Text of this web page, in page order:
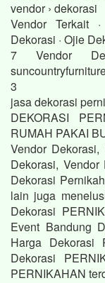
vendor › dekorasi
Vendor Terkait
Dekorasi · Ojie
7 Vendor
3
jasa dekorasi
DEKORASI
RUMAH PAKAI
Vendor
Dekorasi,
Dekorasi
lain juga
Dekorasi
Event Bandung
Harga Dekorasi
Dekorasi
PERNIKAHAN